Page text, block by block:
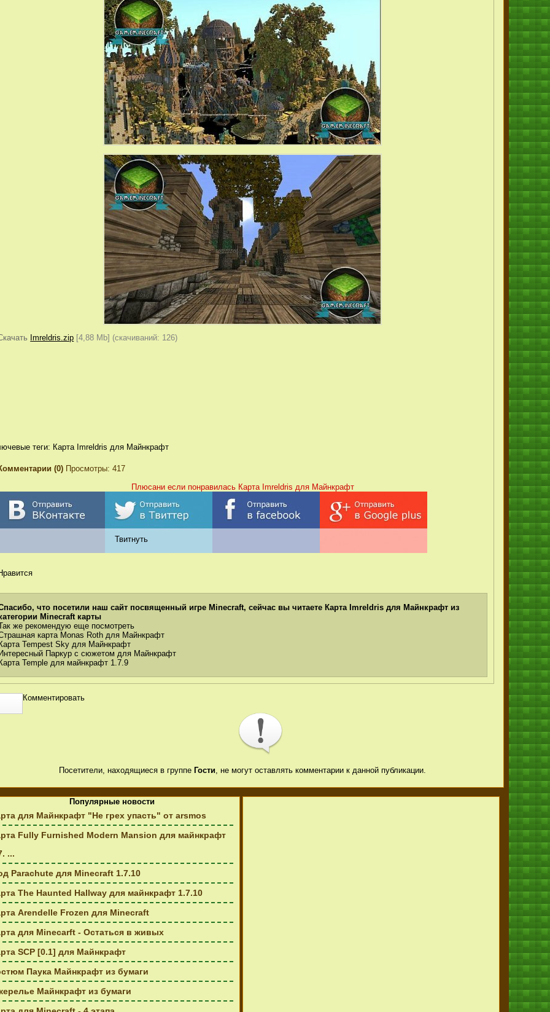
Imreldris.zip [4,88 Mb] (cкачиваний: 126)
теги: Карта Imreldris для Майнкрафт
(0) Просмотры: 417
Плюсани если понравилась Карта Imreldris для Майнкрафт
Твитнуть
что посетили наш сайт посвященный игре Minecraft, сейчас вы читаете Карта Imreldris для Майнкрафт из
Minecraft карты
же рекомендую еще посмотреть
карта Monas Roth для Майнкрафт
Tempest Sky для Майнкрафт
Паркур с сюжетом для Майнкрафт
Temple для майнкрафт 1.7.9
Комментировать
Посетители, находящиеся в группе Гости, не могут оставлять комментарии к данной публикации.
Популярные новости
для Майнкрафт "Не грех упасть" от arsmos
Fully Furnished Modern Mansion для майнкрафт
...
Parachute для Minecraft 1.7.10
The Haunted Hallway для майнкрафт 1.7.10
Arendelle Frozen для Minecraft
для Minecarft - Остаться в живых
SCP [0.1] для Майнкрафт
Паука Майнкрафт из бумаги
Майнкрафт из бумаги